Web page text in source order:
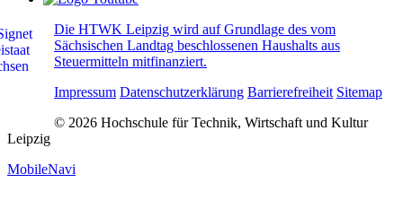
Die HTWK Leipzig wird auf Grundlage des vom
Sächsischen Landtag beschlossenen Haushalts aus
Steuermitteln mitfinanziert.
Impressum Datenschutzerklärung Barrierefreiheit Sitemap
© 2026 Hochschule für Technik, Wirtschaft und Kultur
Leipzig
MobileNavi